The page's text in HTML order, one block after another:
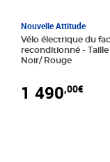
Nouvelle Attitude
Vélo électrique du
reconditionné - Taille normale -
Noir/ Rouge
1 490,00€